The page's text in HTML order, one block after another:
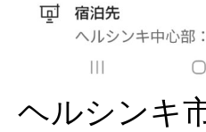
ヘルシンキ